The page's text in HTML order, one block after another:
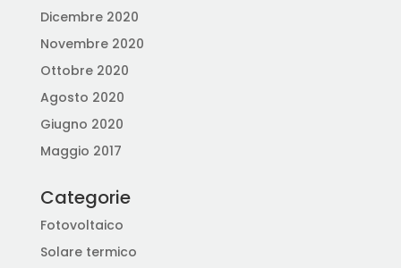
Dicembre 2020
Novembre 2020
Ottobre 2020
Agosto 2020
Giugno 2020
Maggio 2017
Categorie
Fotovoltaico
Solare termico